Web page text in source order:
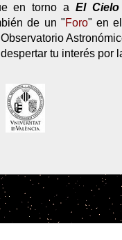
en torno aEl
de un "Foro" en
tu interés por